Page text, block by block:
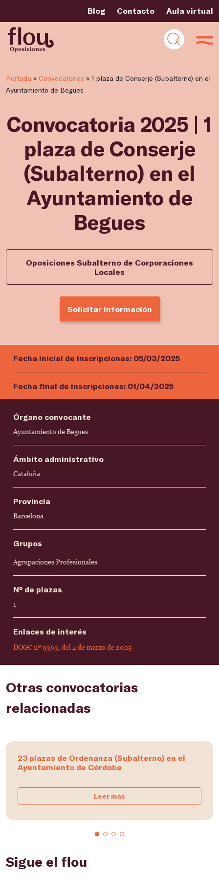
Blog Contacto Aula virtual
Portada » Convocatorias » 1 plaza de Conserje (Subalterno) en el
Ayuntamiento de Begues
Convocatoria 2025 | 1
plaza de Conserje
(Subalterno) en el
Ayuntamiento de
Begues
Oposiciones Subalterno de Corporaciones
Locales
Solicitar información
Fecha inicial de inscripciones: 05/03/2025
Fecha final de inscripciones: 01/04/2025
Órgano convocante
Ayuntamiento de Begues
Ámbito administrativo
Cataluña
Provincia
Barcelona
Grupos
Agrupaciones Profesionales
Nº de plazas
1
Enlaces de interés
DOGC nº 9363, del 4 de marzo de 2025
Otras convocatorias
relacionadas
23 plazas de Ordenanza (Subalterno) en el
Ayuntamiento de Córdoba
Leer más
Sigue el flou